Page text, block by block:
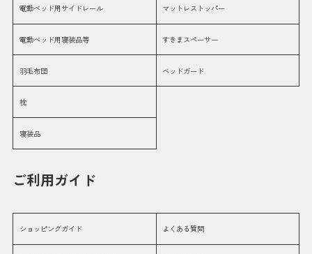
電動ベッド用サイドレール
電動ベッド用寝装品等
羽毛布団
枕
寝装品
マットレストッパー
すきまスペーサー
ベッドガード
ご利用ガイド
ショッピングガイド よくある質問